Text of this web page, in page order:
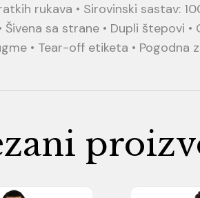
rukava • Sirovinski sastav:
Šivena sa strane • Dupli štepovi
• Tear-off etiketa • Pogodna